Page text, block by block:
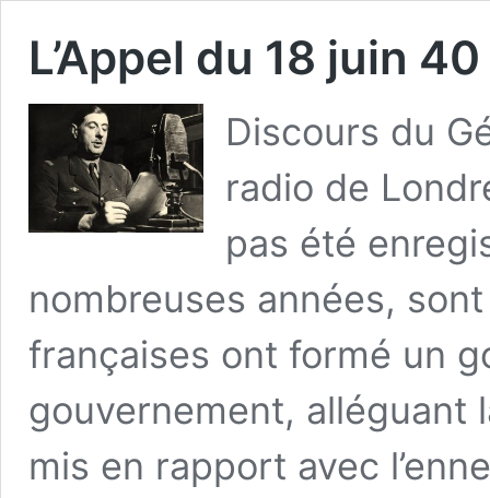
L’Appel du 18 juin 40
Discours du
radio de
pas été
nombreuses années,
françaises ont formé un
gouvernement, alléguant
mis en rapport avec